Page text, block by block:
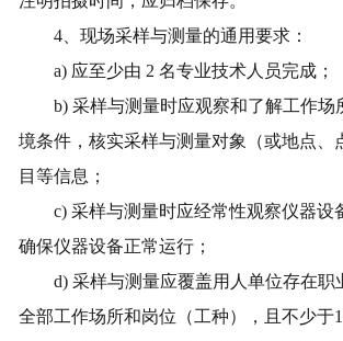
4、现场采样与测量的通用要求：
a) 应至少由 2 名专业技术人员完成；
b) 采样与测量时应观察和了解工作场
境条件，核实采样与测量对象（或地点、
目等信息；
c) 采样与测量时应经常性观察仪器设
确保仪器设备正常运行；
d) 采样与测量应覆盖用人单位存在职
全部工作场所和岗位（工种），且不少于1